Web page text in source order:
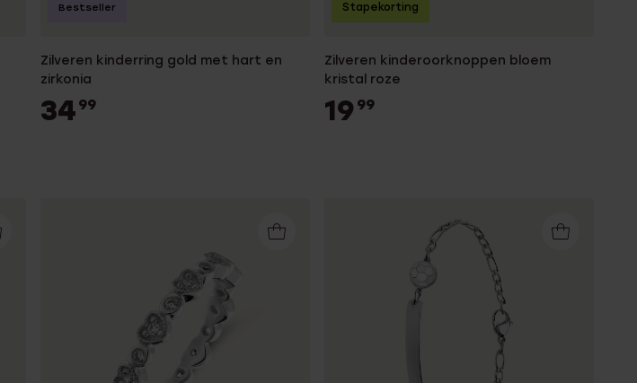
Zilveren kinderring gold met hart en
zirkonia
34 99
Bestseller
Zilveren kinderoorknoppen bloem
kristal roze
19 99
Stapekorting